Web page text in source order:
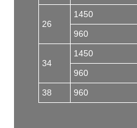
26
1450
960
34
1450
960
38
960